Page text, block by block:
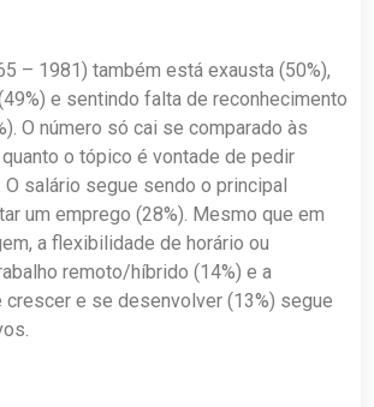
– 1981) também está exausta (50%),
e sentindo falta de reconhecimento
O número só cai se comparado às
o tópico é vontade de pedir
O salário segue sendo o principal
um emprego (28%). Mesmo que em
a flexibilidade de horário ou
remoto/híbrido (14%) e a
e se desenvolver (13%) segue